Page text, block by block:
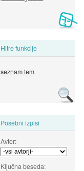
Hitre funkcije
seznam tem
Posebni izpisi
Avtor:
Ključna beseda: